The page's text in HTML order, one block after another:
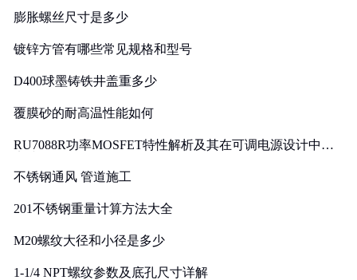
膨胀螺丝尺寸是多少
镀锌方管有哪些常见规格和型号
D400球墨铸铁井盖重多少
覆膜砂的耐高温性能如何
RU7088R功率MOSFET特性解析及其在可调电源设计中的
不锈钢通风 管道施工
201不锈钢重量计算方法大全
M20螺纹大径和小径是多少
1-1/4 NPT螺纹参数及底孔尺寸详解